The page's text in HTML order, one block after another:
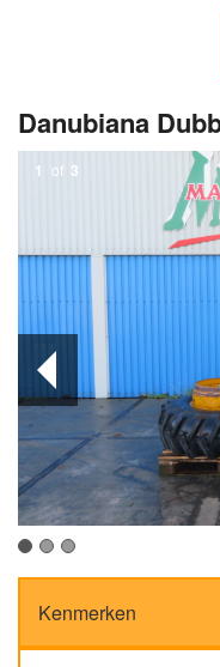
Danubiana
1 of 3
Kenmerken